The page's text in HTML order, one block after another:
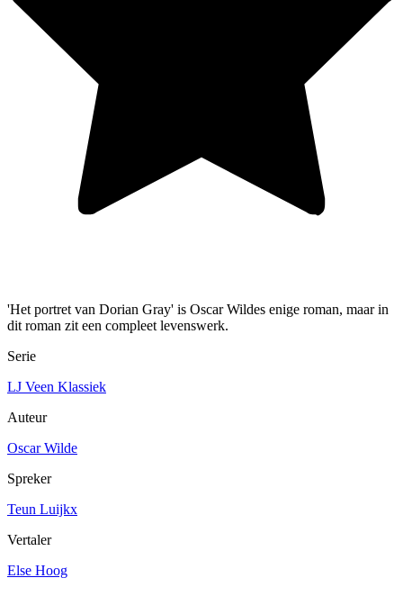
'Het portret van Dorian Gray' is Oscar Wildes enige roman, maar in
dit roman zit een compleet levenswerk.
Serie
LJ Veen Klassiek
Auteur
Oscar Wilde
Spreker
Teun Luijkx
Vertaler
Else Hoog